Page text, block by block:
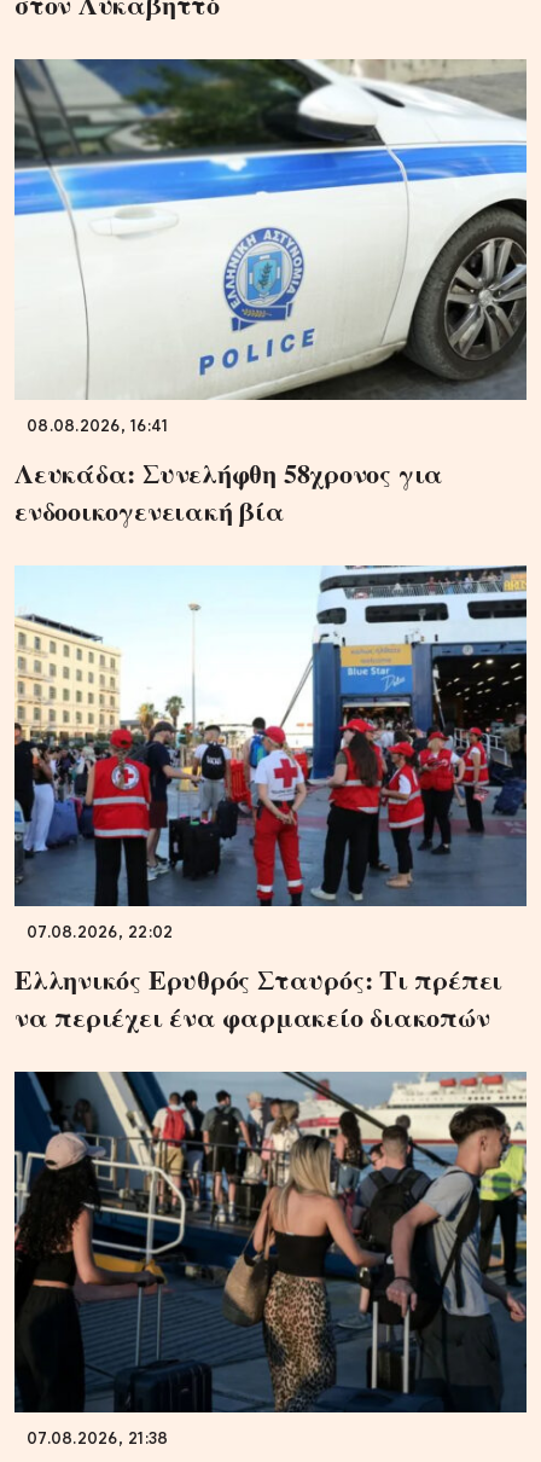
08.08.2026, 16:41
Λευκάδα: Συνελήφθη 58χρονος για
ενδοοικογενειακή βία
07.08.2026, 22:02
Ελληνικός Ερυθρός Σταυρός: Τι πρέπει
να περιέχει ένα φαρμακείο διακοπών
07.08.2026, 21:38